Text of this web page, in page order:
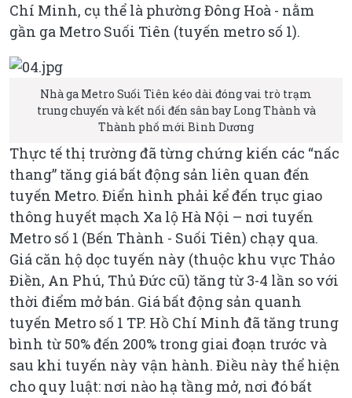
Chí Minh, cụ thể là phường Đông Hoà - nằm
gần ga Metro Suối Tiên (tuyến metro số 1).
Nhà ga Metro Suối Tiên kéo dài đóng vai trò trạm
trung chuyển và kết nối đến sân bay Long Thành và
Thành phố mới Bình Dương
Thực tế thị trường đã từng chứng kiến các “nấc
thang” tăng giá bất động sản liên quan đến
tuyến Metro. Điển hình phải kể đến trục giao
thông huyết mạch Xa lộ Hà Nội – nơi tuyến
Metro số 1 (Bến Thành - Suối Tiên) chạy qua.
Giá căn hộ dọc tuyến này (thuộc khu vực Thảo
Điền, An Phú, Thủ Đức cũ) tăng từ 3-4 lần so với
thời điểm mở bán. Giá bất động sản quanh
tuyến Metro số 1 TP. Hồ Chí Minh đã tăng trung
bình từ 50% đến 200% trong giai đoạn trước và
sau khi tuyến này vận hành. Điều này thể hiện
cho quy luật: nơi nào hạ tầng mở, nơi đó bất